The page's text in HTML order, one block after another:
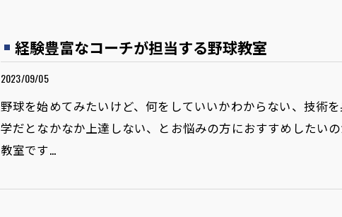
経験豊富なコーチが担当する野球教室
2023/09/05
野球を始めてみたいけど、何をしていいかわからない、技術
学だとなかなか上達しない、とお悩みの方におすすめしたい
教室です…